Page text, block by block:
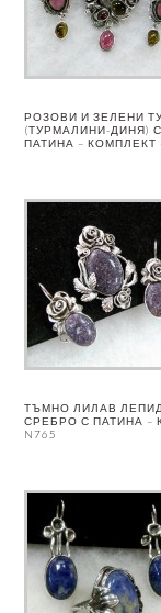
РОЗОВИ И ЗЕЛЕНИ
(ТУРМАЛИНИ-ДИНЯ)
ПАТИНА – КОМПЛЕКТ
ТЪМНО ЛИЛАВ
СРЕБРО С ПАТИНА –
N765